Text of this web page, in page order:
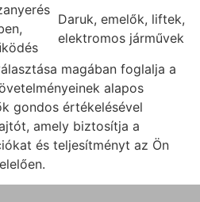
Daruk, emelők, liftek,
elektromos járművek
magában foglalja a
alapos
gondos értékelésével
amely biztosítja a
és teljesítményt az Ön